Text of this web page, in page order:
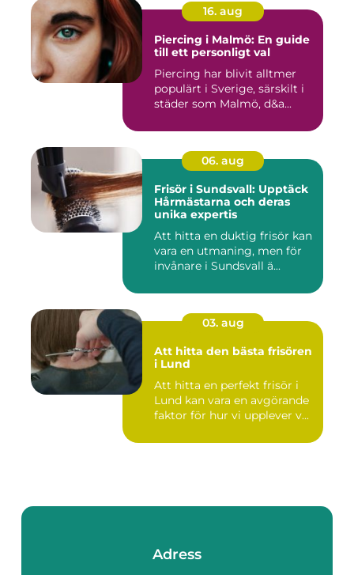
16. aug
Piercing i Malmö: En guide
till ett personligt val
Piercing har blivit alltmer
populärt i Sverige, särskilt i
städer som Malmö, d&a...
06. aug
Frisör i Sundsvall: Upptäck
Hårmästarna och deras
unika expertis
Att hitta en duktig frisör kan
vara en utmaning, men för
invånare i Sundsvall ä...
03. aug
Att hitta den bästa frisören
i Lund
Att hitta en perfekt frisör i
Lund kan vara en avgörande
faktor för hur vi upplever v...
Adress